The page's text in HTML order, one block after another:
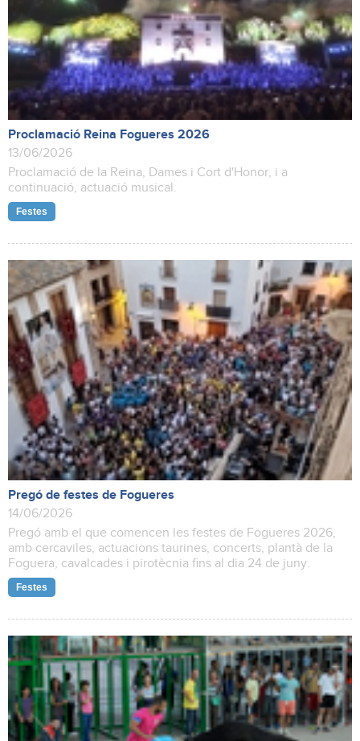
Proclamació Reina Fogueres 2026
13/06/2026
Proclamació de la Reina, Dames i Cort d'Honor, i a
continuació, actuació musical.
Festes
Pregó de festes de Fogueres
14/06/2026
Pregó amb el que comencen les festes de Fogueres 2026,
amb cercaviles, actuacions taurines, concerts, plantà de la
Foguera, cavalcades i pirotècnia fins al dia 24 de juny.
Festes